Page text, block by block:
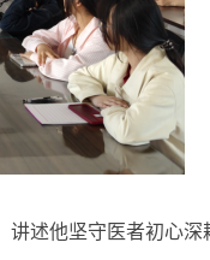
述他坚守医者初心